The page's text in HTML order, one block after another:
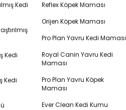
Kedi
Kedi
Kedi
Reflex Köpek Maması
Orijen Köpek Maması
Pro Plan Yavru Kedi Maması
Royal Canin Yavru Kedi
Maması
Pro Plan Yavru Köpek
Maması
Ever Clean Kedi Kumu